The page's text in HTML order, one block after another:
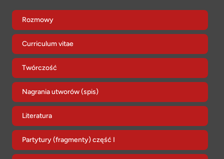
Rozmowy
Curriculum vitae
Twórczość
Nagrania utworów (spis)
Literatura
Partytury (fragmenty) część I